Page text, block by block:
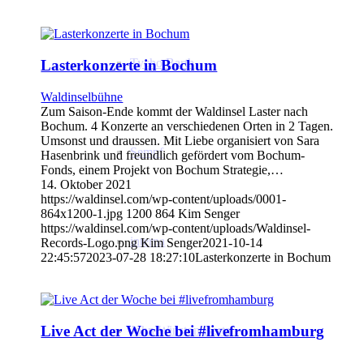
Tycho Barth
Sempf
interna
John Winston Berta
Lasterkonzerte in Bochum
Waldinselbühne
Zum Saison-Ende kommt der Waldinsel Laster nach
Bochum. 4 Konzerte an verschiedenen Orten in 2 Tagen.
Umsonst und draussen. Mit Liebe organisiert von Sara
Hasenbrink und freundlich gefördert vom Bochum-
Fonds, einem Projekt von Bochum Strategie,…
14. Oktober 2021
https://waldinsel.com/wp-content/uploads/0001-
864x1200-1.jpg 1200 864 Kim Senger
https://waldinsel.com/wp-content/uploads/Waldinsel-
Records-Logo.png Kim Senger2021-10-14
22:45:572023-07-28 18:27:10Lasterkonzerte in Bochum
Live Act der Woche bei #livefromhamburg